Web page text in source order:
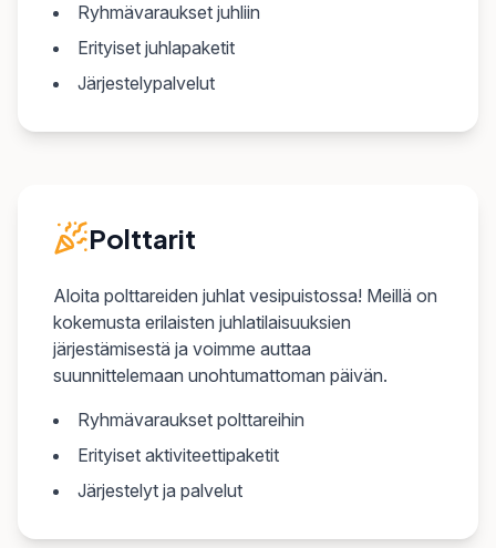
Ryhmävaraukset juhliin
Erityiset juhlapaketit
Järjestelypalvelut
Polttarit
Aloita polttareiden juhlat vesipuistossa! Meillä on
kokemusta erilaisten juhlatilaisuuksien
järjestämisestä ja voimme auttaa
suunnittelemaan unohtumattoman päivän.
Ryhmävaraukset polttareihin
Erityiset aktiviteettipaketit
Järjestelyt ja palvelut